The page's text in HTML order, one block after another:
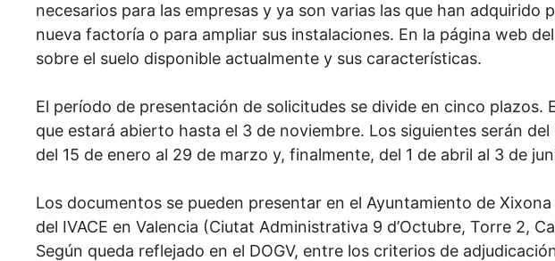
necesarios para las empresas y ya son varias las que han adquirido
nueva factoría o para ampliar sus instalaciones. En la página web
sobre el suelo disponible actualmente y sus características.
El período de presentación de solicitudes se divide en cinco plazos.
que estará abierto hasta el 3 de noviembre. Los siguientes serán
del 15 de enero al 29 de marzo y, finalmente, del 1 de abril al 3 de
Los documentos se pueden presentar en el Ayuntamiento de
del IVACE en Valencia (Ciutat Administrativa 9 d’Octubre, Torre 2,
Según queda reflejado en el DOGV, entre los criterios de